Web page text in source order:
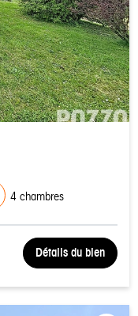
4 chambres
Détails du bien